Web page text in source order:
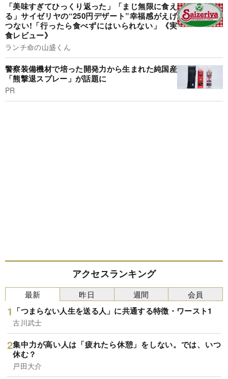
「美味すぎてひっくり返った」「まじ無限に食え
る」サイゼリヤの“250円デザート”幸福感がえげ
つない!「行ったら食べずにはいられない」《実
食レビュー》
ランチ命の山盛くん
警察装備機材で培った開発力から生まれた純国産
「熊撃退スプレー」が話題に
PR
アクセスランキング
最新
「つまらない人生を送る人」に共通する特徴・ワースト1
古川武士
集中力が高い人は「疲れたら休憩」をしない。では、いつ
休む？
戸田大介
昨日 週間 会員